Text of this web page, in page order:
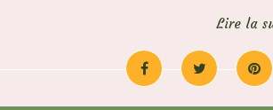
Lire la